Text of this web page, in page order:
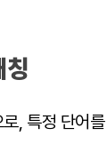
칭
, 특정 단어